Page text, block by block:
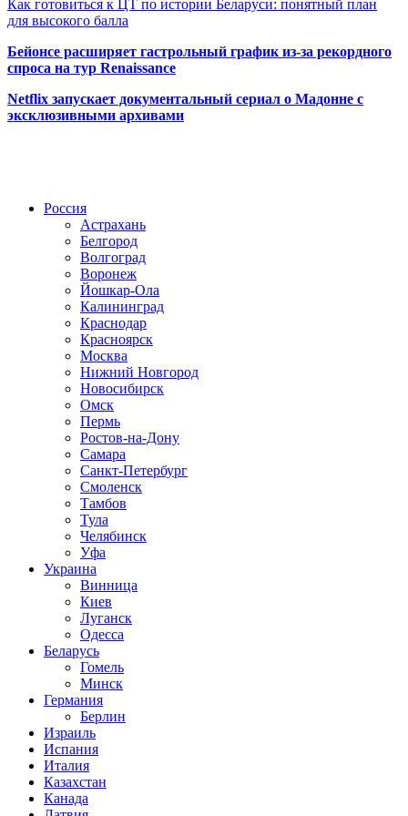
Как готовиться к ЦТ по истории Беларуси: понятный план
для высокого балла
Бейонсе расширяет гастрольный график из-за рекордного
спроса на тур Renaissance
Netflix запускает документальный сериал о Мадонне с
эксклюзивными архивами
Россия
Астрахань
Белгород
Волгоград
Воронеж
Йошкар-Ола
Калининград
Краснодар
Красноярск
Москва
Нижний Новгород
Новосибирск
Омск
Пермь
Ростов-на-Дону
Самара
Санкт-Петербург
Смоленск
Тамбов
Тула
Челябинск
Уфа
Украина
Винница
Киев
Луганск
Одесса
Беларусь
Гомель
Минск
Германия
Берлин
Израиль
Испания
Италия
Казахстан
Канада